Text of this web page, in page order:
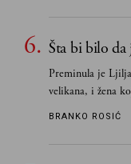
Šta bi bilo da
Preminula je
velikana, i žena
vodila računa o
BRANKO ROSIĆ